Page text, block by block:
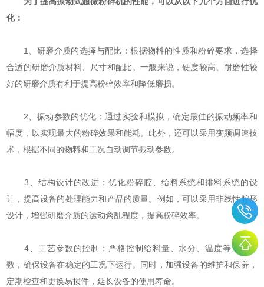
化：
1、研磨介质的选择与配比：根据物料的性质和粉碎要求，选择
合适的研磨介质材料、尺寸和配比。一般来说，硬度较高、耐磨性较
好的研磨介质有利于提高粉碎效率和降低磨损。
2、振动参数的优化：通过实验和模拟，确定最佳的振动频率和
幅度，以实现最大的粉碎效果和能耗。此外，还可以采用变频调速技
术，根据不同的物料和工况自动调节振动参数。
3、结构设计的改进：优化粉碎腔、给料系统和排料系统的设
计，提高设备的处理能力和产品的质量。例如，可以采用非线性腔形
设计，增强研磨介质的运动紊乱程度，提高粉碎效率。
4、工艺参数的控制：严格控制给料量、水分、温度等工艺参
数，确保设备在稳定的工况下运行。同时，加强设备的维护和保养，
定期检查和更换易损件，延长设备的使用寿命。